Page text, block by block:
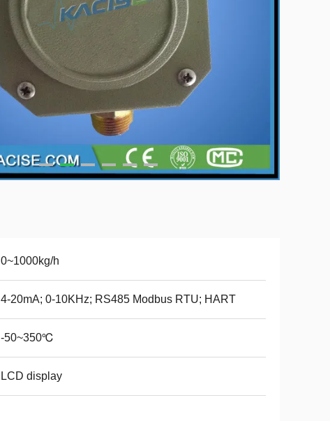
0~1000kg/h
4-20mA; 0-10KHz; RS485 Modbus RTU; HART
-50~350℃
LCD display